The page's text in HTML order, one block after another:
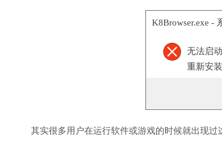
K8Browser.exe -
无法启
重新安
其实很多用户在运行软件或游戏的时候就出现